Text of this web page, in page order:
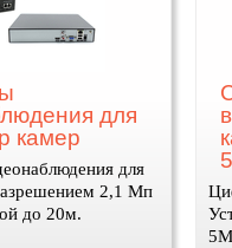
для
камер
для
2,1 Мп
до 20м.